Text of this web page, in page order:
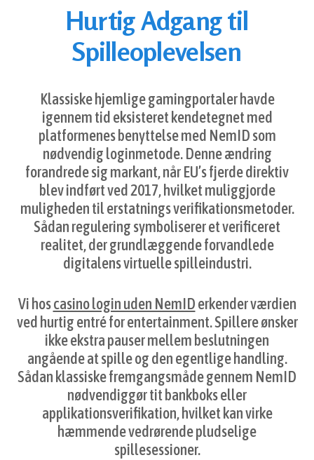
Hurtig Adgang til
Spilleoplevelsen
Klassiske hjemlige gamingportaler havde
igennem tid eksisteret kendetegnet med
platformenes benyttelse med NemID som
nødvendig loginmetode. Denne ændring
forandrede sig markant, når EU’s fjerde direktiv
blev indført ved 2017, hvilket muliggjorde
muligheden til erstatnings verifikationsmetoder.
Sådan regulering symboliserer et verificeret
realitet, der grundlæggende forvandlede
digitalens virtuelle spilleindustri.
Vi hoscasino login uden NemIDerkender værdien
ved hurtig entré for entertainment. Spillere ønsker
ikke ekstra pauser mellem beslutningen
angående at spille og den egentlige handling.
Sådan klassiske fremgangsmåde gennem NemID
nødvendiggør tit bankboks eller
applikationsverifikation, hvilket kan virke
hæmmende vedrørende pludselige
spillesessioner.